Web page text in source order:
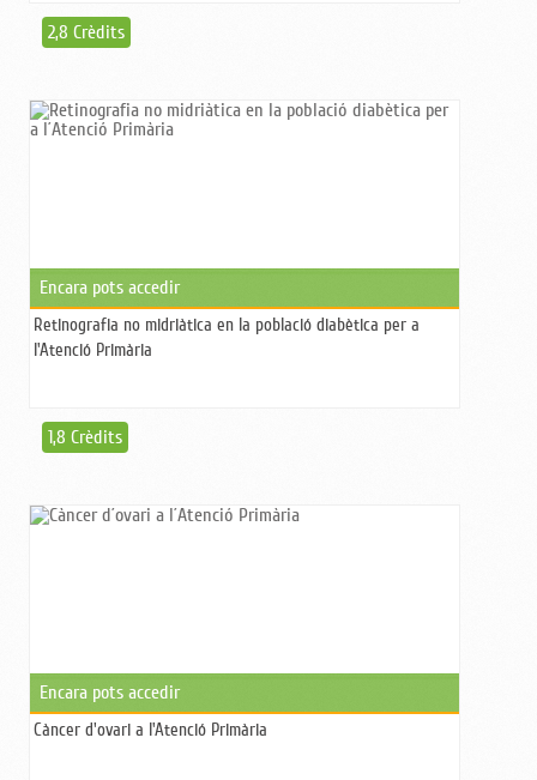
2,8 Crèdits
Encara pots accedir
Retinografia no midriàtica en la població diabètica per a
l'Atenció Primària
1,8 Crèdits
Encara pots accedir
Càncer d'ovari a l'Atenció Primària